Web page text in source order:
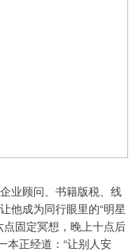
业顾问、书籍版税、线
他成为同行眼里的“明星
固定冥想，晚上十点后
本正经道：“让别人安